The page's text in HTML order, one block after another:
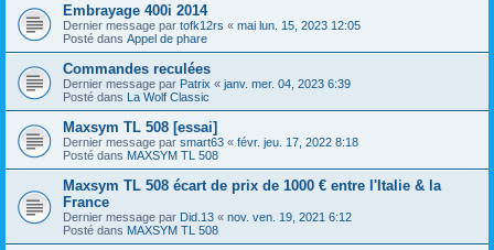
Embrayage 400i 2014
Dernier message par tofk12rs « mai lun. 15, 2023 12:05
Posté dans Appel de phare
Commandes reculées
Dernier message par Patrix « janv. mer. 04, 2023 6:39
Posté dans La Wolf Classic
Maxsym TL 508 [essai]
Dernier message par smart63 « févr. jeu. 17, 2022 8:18
Posté dans MAXSYM TL 508
Maxsym TL 508 écart de prix de 1000 € entre l'Italie & la
France
Dernier message par Did.13 « nov. ven. 19, 2021 6:12
Posté dans MAXSYM TL 508